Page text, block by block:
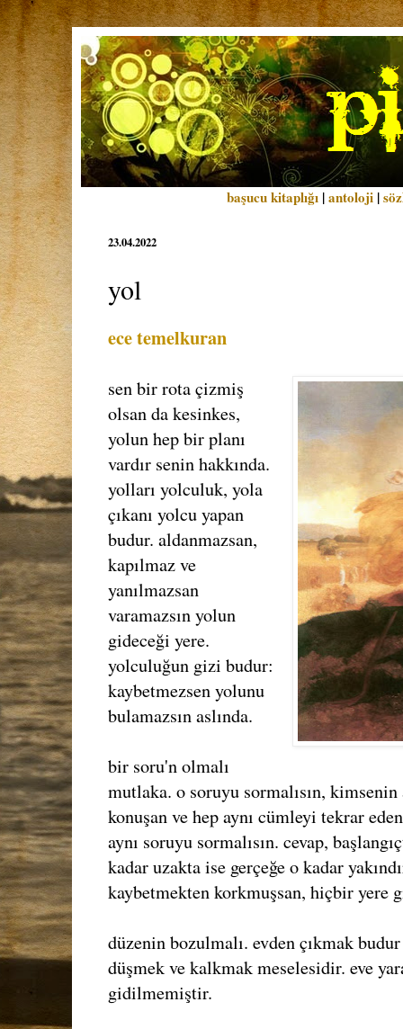
başucu kitaplığı |antoloji |
23.04.2022
yol
ece temelkuran
sen bir rota çizmiş
olsan da kesinkes,
yolun hep bir planı
vardır senin hakkında.
yolları yolculuk, yola
çıkanı yolcu yapan
budur. aldanmazsan,
kapılmaz ve
yanılmazsan
varamazsın yolun
gideceği yere.
yolculuğun gizi budur:
kaybetmezsen yolunu
bulamazsın aslında.
bir soru'n olmalı
mutlaka. o soruyu sormalısın,
konuşan ve hep aynı cümleyi tekrar
aynı soruyu sormalısın. cevap,
kadar uzakta ise gerçeğe o kadar
kaybetmekten korkmuşsan, hiçbir yere
düzenin bozulmalı. evden çıkmak
düşmek ve kalkmak meselesidir. eve
gidilmemiştir.